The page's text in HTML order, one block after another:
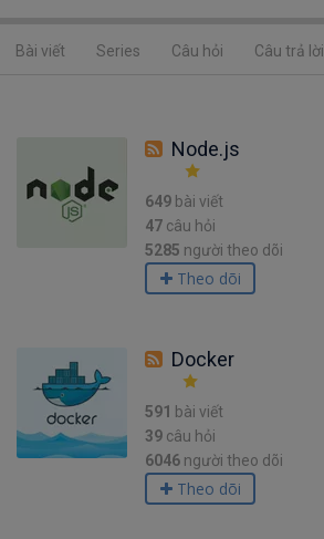
Bài viết Series Câu hỏi Câu trả lời
Node.js
649 bài viết
47 câu hỏi
5285 người theo dõi
Theo dõi
Docker
591 bài viết
39 câu hỏi
6046 người theo dõi
Theo dõi